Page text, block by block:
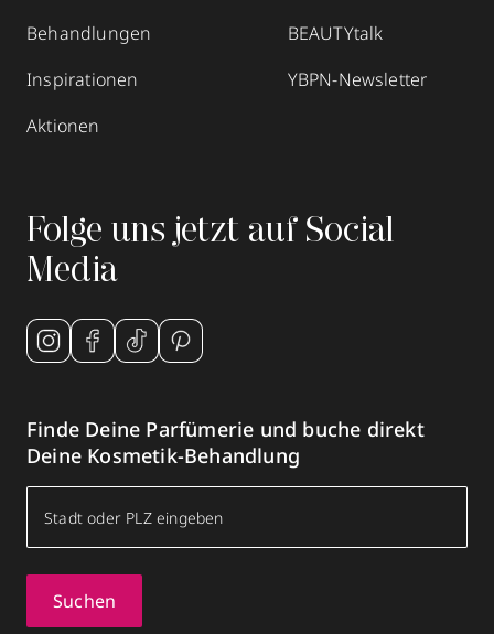
Behandlungen
Inspirationen
Aktionen
BEAUTYtalk
YBPN-Newsletter
Folge uns jetzt auf Social
Media
Finde Deine Parfümerie und buche direkt
Deine Kosmetik-Behandlung
Suchen